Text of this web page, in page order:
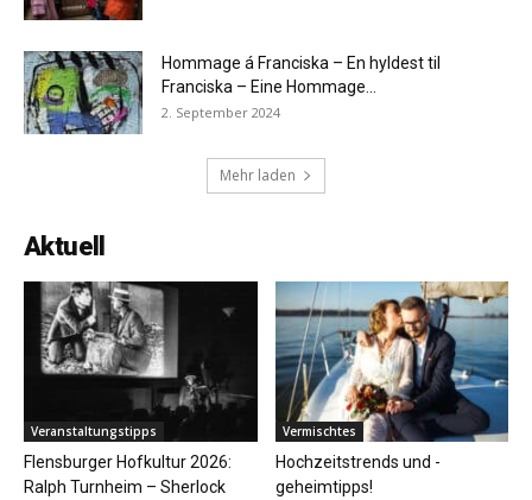
Hommage á Franciska – En hyldest til
Franciska – Eine Hommage...
2. September 2024
Mehr laden
Aktuell
Veranstaltungstipps
Flensburger Hofkultur 2026:
Ralph Turnheim – Sherlock
Vermischtes
Hochzeitstrends und -
geheimtipps!